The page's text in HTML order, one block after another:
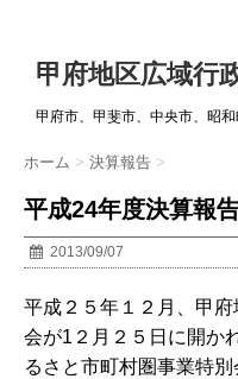
甲府地区広域行
甲府市、甲斐市、中央市、昭
ホーム > 決算報告 >
平成24年度決算報
2013/09/07
平成２５年１２月、甲
会が1２月２５日に開か
るさと市町村圏事業特